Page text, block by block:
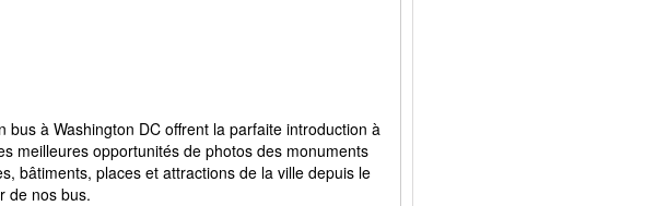
bus à Washington DC offrent la parfaite introduction à
meilleures opportunités de photos des monuments
bâtiments, places et attractions de la ville depuis le
de nos bus.